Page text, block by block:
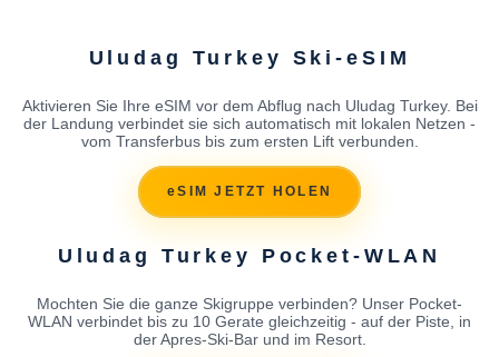
Uludag Turkey Ski-eSIM
Aktivieren Sie Ihre eSIM vor dem Abflug nach Uludag Turkey. Bei
der Landung verbindet sie sich automatisch mit lokalen Netzen -
vom Transferbus bis zum ersten Lift verbunden.
eSIM JETZT HOLEN
Uludag Turkey Pocket-WLAN
Mochten Sie die ganze Skigruppe verbinden? Unser Pocket-
WLAN verbindet bis zu 10 Gerate gleichzeitig - auf der Piste, in
der Apres-Ski-Bar und im Resort.